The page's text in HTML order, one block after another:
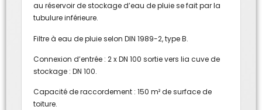
au réservoir de stockage d’eau de pluie se fait par la
tubulure inférieure.
Filtre à eau de pluie selon DIN 1989-2, type B.
Connexion d’entrée : 2 x DN 100 sortie vers lia cuve de
stockage : DN 100.
Capacité de raccordement : 150 m² de surface de
toiture.